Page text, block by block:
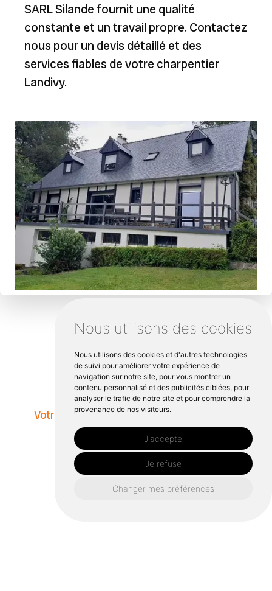
Nous utilisons des cookies
Nous utilisons des cookies et d'autres technologies
de suivi pour améliorer votre expérience de
navigation sur notre site, pour vous montrer un
contenu personnalisé et des publicités ciblées, pour
analyser le trafic de notre site et pour comprendre la
provenance de nos visiteurs.
J'accepte
Je refuse
Changer mes préférences
SARL Silande fournit une qualité
constante et un travail propre. Contactez
nous pour un devis détaillé et des
services fiables de votre charpentier
Landivy.
Votre partenaire pour embellir et renforcer
votre habitat